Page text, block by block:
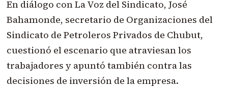
En diálogo con La Voz del Sindicato, José
Bahamonde, secretario de Organizaciones del
Sindicato de Petroleros Privados de Chubut,
cuestionó el escenario que atraviesan los
trabajadores y apuntó también contra las
decisiones de inversión de la empresa.